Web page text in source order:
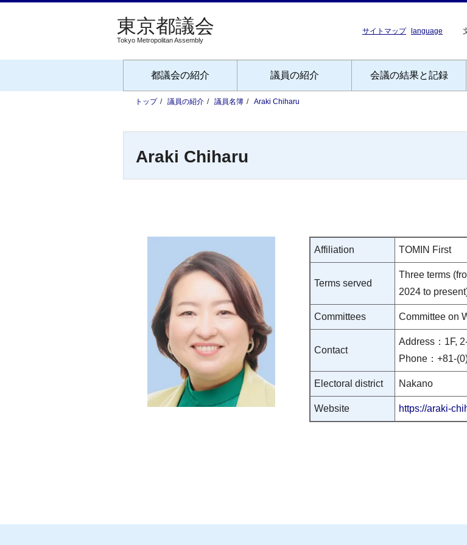
Tokyo Metropolitan Assembly
サイトマップ language
都議会の紹介 議員の紹介 会議の結果と記録
トップ 議員の紹介 議員名簿 Araki Chiharu
Araki Chiharu
Affiliation TOMIN First
Terms served
Three terms
2024 to
Committees Committee on
Contact
Address：1F,
Phone：+81-
Electoral district Nakano
Website https://araki-